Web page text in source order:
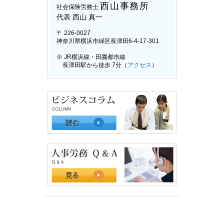
社会保険労務士 西山事務所
代表 西山 真一
〒 226-0027
神奈川県横浜市緑区長津田6-4-17-301
※ JR横浜線・田園都市線
長津田駅から徒歩 7分（ アクセス ）